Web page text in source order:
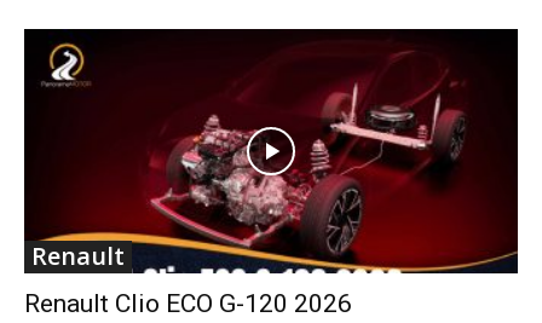
Renault
Renault Clio ECO G-120 2026